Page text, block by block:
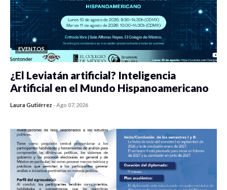
EVENTOS
¿El Leviatán artificial? Inteligencia
Artificial en el Mundo Hispanoamericano
Laura Gutiérrez -Ago 07, 2026